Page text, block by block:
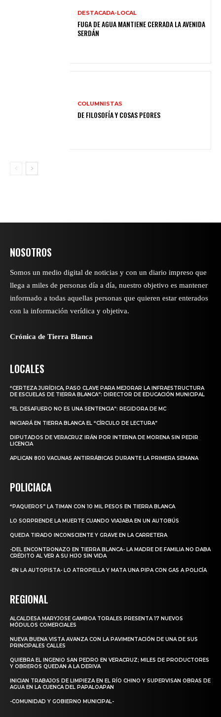
DESTACADA-LOCAL
FUGA DE AGUA MANTIENE CERRADA LA AVENIDA
SERDÁN
COLUMNISTAS
DE FILOSOFÍA Y COSAS PEORES
NOSOTROS
Somos un medio digital de noticias y con un diario impreso que
llega a miles de personas día a día, nuestro objetivo es mantener
informado a todas aquellas personas que quieren estar enterados
con la información verídica y objetiva.
Crónica de Tierra Blanca
LOCALES
“CERTEZA JURÍDICA, PASO CLAVE PARA MEJORAR LA INFRAESTRUCTURA
DE ESCUELAS DE TIERRA BLANCA”: DIRECTOR DE EDUCACIÓN MUNICIPAL
“EL DESAFUERO NO ES UNA SENTENCIA”: REGIDORA DE MC
INICIARÁ EN TIERRA BLANCA EL “CÍRCULO DE LECTURA”
DIPUTADOS DE VERACRUZ IRÁN POR INTERNA DE MORENA SIN PEDIR
LICENCIA
APLICAN 800 VACUNAS ANTIRRÁBICAS DURANTE LA PRIMERA SEMANA
POLICIACA
“PAQUEROS” LA TIMAN CON 10 MIL PESOS EN TIERRA BLANCA
LO SORPRENDE LA MUERTE CUANDO VIAJABA EN UN AUTOBÚS
QUEDA TIRADO INCONSCIENTE Y GRAVE EN LA CARRETERA
-DEL ENCONTRONAZO EN TIERRA BLANCA- LA MADRE DE FAMILIA NO DABA
CRÉDITO AL VER A SU HIJO SIN VIDA
-EN LA AUTOPISTA- LO ATROPELLA Y MATA UNA PIPA CON GAS A POLICÍA
REGIONAL
ALCALDESA MARYJOSE GAMBOA TORALES PRESENTA 17 NUEVOS
MÓDULOS COMERCIALES
NUEVA BUENA VISTA AVANZA CON LA PAVIMENTACIÓN DE UNA DE SUS
PRINCIPALES CALLES
QUIEBRA EL INGENIO SAN PEDRO EN VERACRUZ; MILES DE PRODUCTORES
Y OBREROS QUEDAN A LA DERIVA
INICIAN TRABAJOS DE LIMPIEZA EN EL RÍO CHINO Y SUPERVISAN OBRAS DE
AGUA EN LA CUENCA DEL PAPALOAPAN
-COMUNIDAD Y GOBIERNO MUNICIPAL-